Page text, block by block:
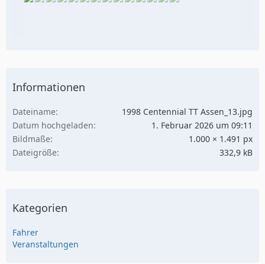
Informationen
Dateiname
1998 Centennial TT Assen_13.jpg
Datum hochgeladen
1. Februar 2026 um 09:11
Bildmaße
1.000 × 1.491 px
Dateigröße
332,9 kB
Kategorien
Fahrer
Veranstaltungen